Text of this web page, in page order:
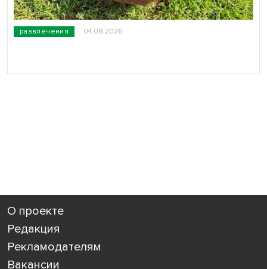
развлечения 04.08.2026
О проекте
Редакция
Рекламодателям
Вакансии